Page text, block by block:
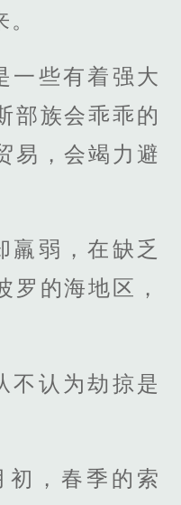
一些有着强大
部族会乖乖的
易，会竭力避
羸弱，在缺乏
罗的海地区，
不认为劫掠是
，春季的索